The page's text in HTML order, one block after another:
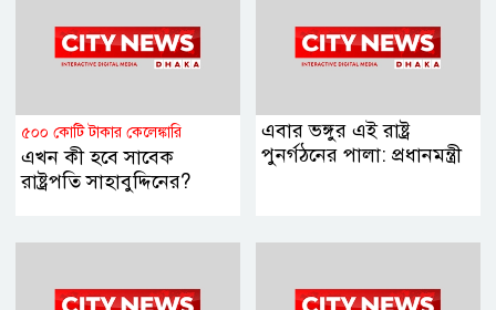
৫০০ কোটি টাকার কেলেঙ্কারি
এখন কী হবে সাবেক
রাষ্ট্রপতি সাহাবুদ্দিনের?
এবার ভঙ্গুর এই রাষ্ট্র
পুনর্গঠনের পালা: প্রধানমন্ত্রী